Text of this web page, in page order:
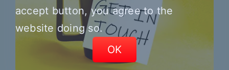
accept button, you agree to the
website doing so.
OK